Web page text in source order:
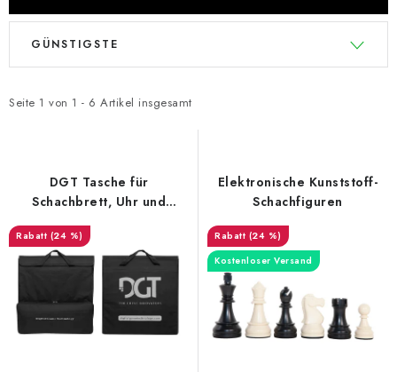
L
t
P
r
d
u
Seite 1 von 1 - 6 Artikel insgesamt
P
d
o
r
e
GÜNSTIGSTE
DGT Tasche für
Schachbrett, Uhr und
Figuren
(24 %)
Elektronische Kunststoff-
Schachfiguren
(24 %)
Kostenloser Versand